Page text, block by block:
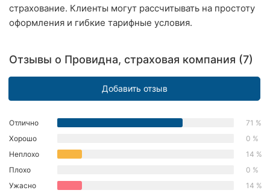
Запорожье
Львов
Рог
Николаев
Херсон
страхование. Клиенты могут рассчитывать на простоту
оформления и гибкие тарифные условия.
Отзывы о Провидна, страховая компания (7)
Добавить отзыв
Отлично
71 %
Хорошо
0 %
Неплохо
14 %
Плохо
0 %
Ужасно
14 %